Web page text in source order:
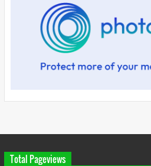
Total Pageviews